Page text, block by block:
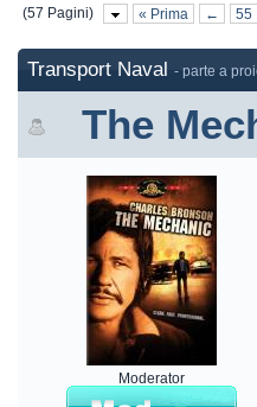
(57 Pagini) « Prima ← 55
Transport Naval - parte a
The
Moderator